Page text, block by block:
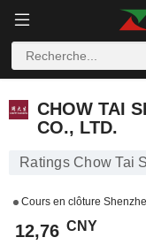
CHOW TAI
CO., LTD.
Ratings Chow Tai
Cours en clôture
12,76 CNY